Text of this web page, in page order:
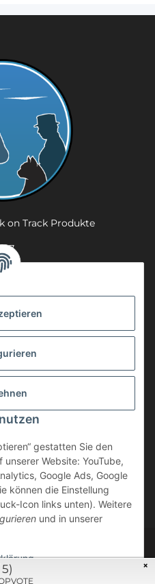
gestatten Sie den
Website: YouTube,
Google Ads, Google
können die Einstellung
Icon links unten). Weitere
und in unserer
on Track Produkte
7
JTL-Shop ×